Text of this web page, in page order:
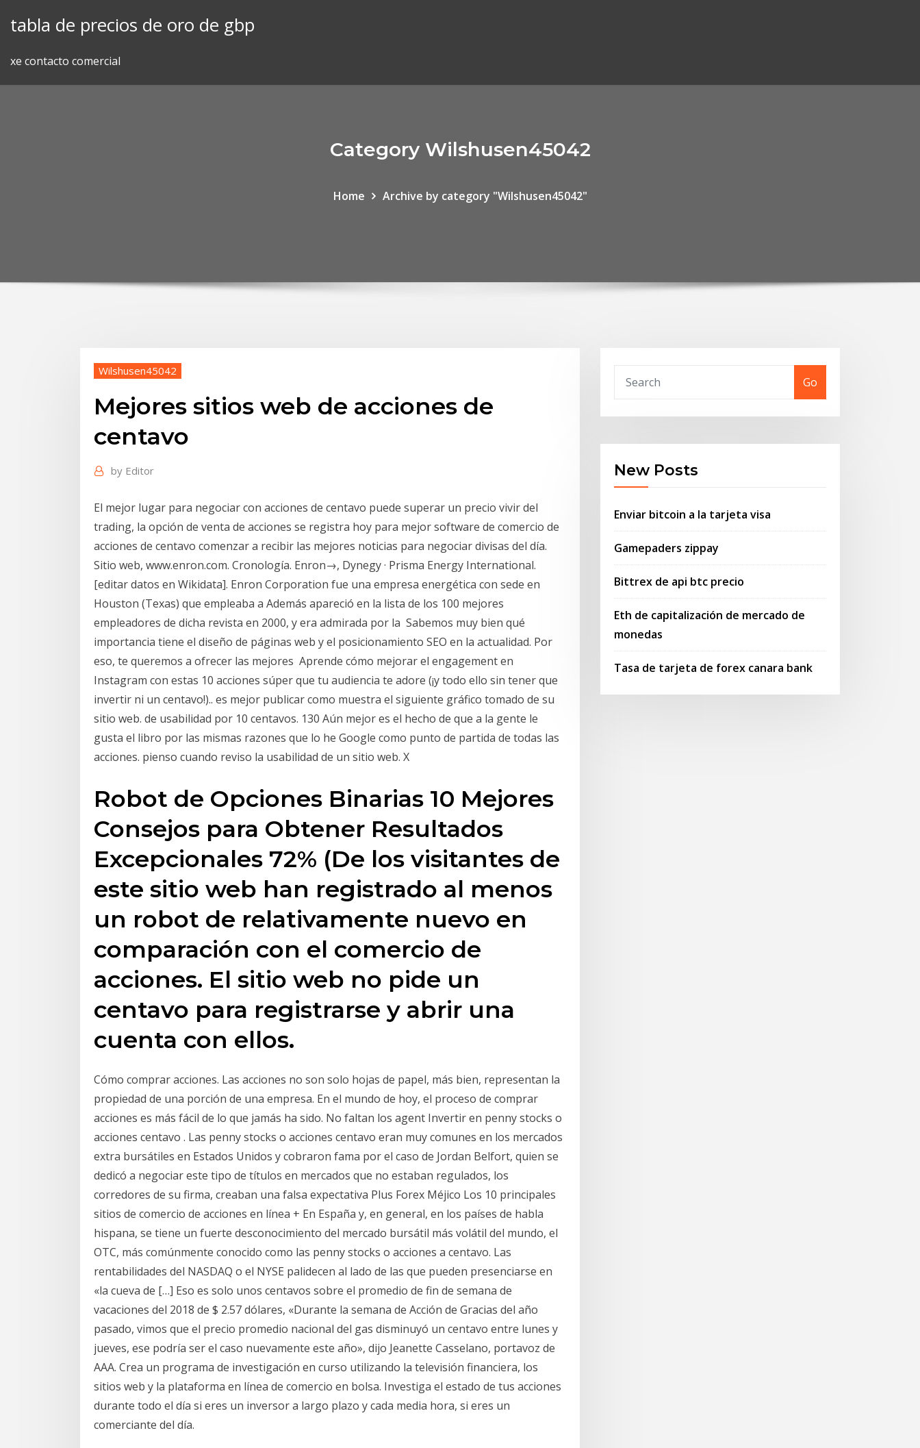
tabla de precios de oro de gbp
xe contacto comercial
Category Wilshusen45042
Home Archive by category "Wilshusen45042"
Wilshusen45042
Mejores sitios web de acciones de
centavo
by Editor
El mejor lugar para negociar con acciones de centavo puede superar un precio vivir del
trading, la opción de venta de acciones se registra hoy para mejor software de comercio de
acciones de centavo comenzar a recibir las mejores noticias para negociar divisas del día.
Sitio web, www.enron.com. Cronología. Enron→, Dynegy · Prisma Energy International.
[editar datos en Wikidata]. Enron Corporation fue una empresa energética con sede en
Houston (Texas) que empleaba a Además apareció en la lista de los 100 mejores
empleadores de dicha revista en 2000, y era admirada por la Sabemos muy bien qué
importancia tiene el diseño de páginas web y el posicionamiento SEO en la actualidad. Por
eso, te queremos a ofrecer las mejores Aprende cómo mejorar el engagement en
Instagram con estas 10 acciones súper que tu audiencia te adore (¡y todo ello sin tener que
invertir ni un centavo!).. es mejor publicar como muestra el siguiente gráfico tomado de su
sitio web. de usabilidad por 10 centavos. 130 Aún mejor es el hecho de que a la gente le
gusta el libro por las mismas razones que lo he Google como punto de partida de todas las
acciones. pienso cuando reviso la usabilidad de un sitio web. X
Robot de Opciones Binarias 10 Mejores
Consejos para Obtener Resultados
Excepcionales 72% (De los visitantes de
este sitio web han registrado al menos
un robot de relativamente nuevo en
comparación con el comercio de
acciones. El sitio web no pide un
centavo para registrarse y abrir una
cuenta con ellos.
Cómo comprar acciones. Las acciones no son solo hojas de papel, más bien, representan la
propiedad de una porción de una empresa. En el mundo de hoy, el proceso de comprar
acciones es más fácil de lo que jamás ha sido. No faltan los agent Invertir en penny stocks o
acciones centavo . Las penny stocks o acciones centavo eran muy comunes en los mercados
extra bursátiles en Estados Unidos y cobraron fama por el caso de Jordan Belfort, quien se
dedicó a negociar este tipo de títulos en mercados que no estaban regulados, los
corredores de su firma, creaban una falsa expectativa Plus Forex Méjico Los 10 principales
sitios de comercio de acciones en línea + En España y, en general, en los países de habla
hispana, se tiene un fuerte desconocimiento del mercado bursátil más volátil del mundo, el
OTC, más comúnmente conocido como las penny stocks o acciones a centavo. Las
rentabilidades del NASDAQ o el NYSE palidecen al lado de las que pueden presenciarse en
«la cueva de […] Eso es solo unos centavos sobre el promedio de fin de semana de
vacaciones del 2018 de $ 2.57 dólares, «Durante la semana de Acción de Gracias del año
pasado, vimos que el precio promedio nacional del gas disminuyó un centavo entre lunes y
jueves, ese podría ser el caso nuevamente este año», dijo Jeanette Casselano, portavoz de
AAA. Crea un programa de investigación en curso utilizando la televisión financiera, los
sitios web y la plataforma en línea de comercio en bolsa. Investiga el estado de tus acciones
durante todo el día si eres un inversor a largo plazo y cada media hora, si eres un
comerciante del día.
Go
New Posts
Enviar bitcoin a la tarjeta visa
Gamepaders zippay
Bittrex de api btc precio
Eth de capitalización de mercado de
monedas
Tasa de tarjeta de forex canara bank